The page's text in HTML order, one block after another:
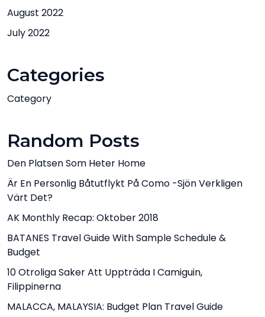
August 2022
July 2022
Categories
Category
Random Posts
Den Platsen Som Heter Home
Är En Personlig Båtutflykt På Como -sjön Verkligen
Värt Det?
AK Monthly Recap: Oktober 2018
BATANES Travel Guide With Sample Schedule &
Budget
10 Otroliga Saker Att Uppträda I Camiguin,
Filippinerna
MALACCA, MALAYSIA: Budget Plan Travel Guide